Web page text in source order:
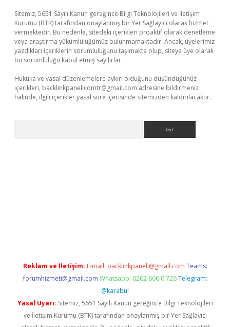
Sitemiz, 5651 Sayılı Kanun gereğince Bilgi Teknolojileri ve İletişim
Kurumu (BTK) tarafından onaylanmış bir Yer Sağlayıcı olarak hizmet
vermektedir. Bu nedenle, sitedeki içerikleri proaktif olarak denetleme
veya araştırma yükümlülüğümüz bulunmamaktadır. Ancak, üyelerimiz
yazdıkları içeriklerin sorumluluğunu taşımakta olup, siteye üye olarak
bu sorumluluğu kabul etmiş sayılırlar.
Hukuka ve yasal düzenlemelere aykırı olduğunu düşündüğünüz
içerikleri, backlinkpanelicomtr@gmail.com adresine bildirmeniz
halinde, ilgili içerikler yasal süre içerisinde sitemizden kaldırılacaktır.
Reklam ve İletişim: E-mail: backlinkpaneli@gmail.com Teams:
forumhizmeti@gmail.com Whatsapp: 0262 606 0 726 Telegram:
@karabul
Yasal Uyarı: Sitemiz, 5651 Sayılı Kanun gereğince Bilgi Teknolojileri
ve İletişim Kurumu (BTK) tarafından onaylanmış bir Yer Sağlayıcı